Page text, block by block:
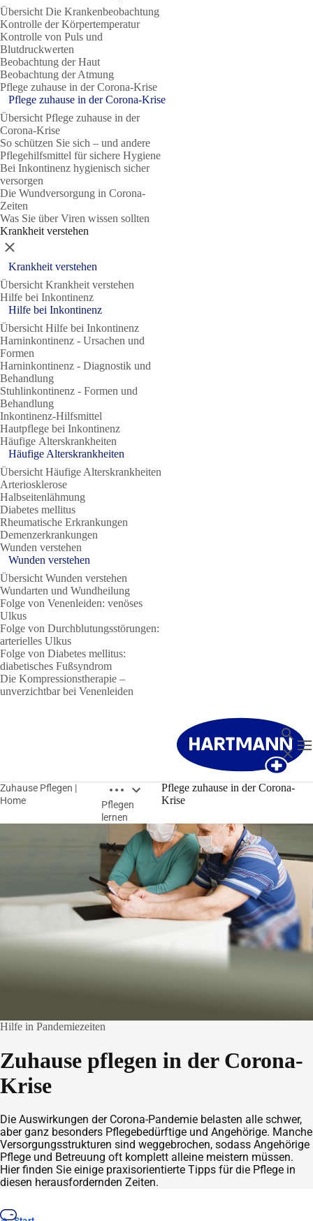
Übersicht Die Krankenbeobachtung
Kontrolle der Körpertemperatur
Kontrolle von Puls und
Blutdruckwerten
Beobachtung der Haut
Beobachtung der Atmung
Pflege zuhause in der Corona-Krise
Pflege zuhause in der Corona-Krise
Übersicht Pflege zuhause in der
Corona-Krise
So schützen Sie sich – und andere
Pflegehilfsmittel für sichere Hygiene
Bei Inkontinenz hygienisch sicher
versorgen
Die Wundversorgung in Corona-
Zeiten
Was Sie über Viren wissen sollten
Krankheit verstehen
Schließen
Krankheit verstehen
Übersicht Krankheit verstehen
Hilfe bei Inkontinenz
Hilfe bei Inkontinenz
Übersicht Hilfe bei Inkontinenz
Harninkontinenz - Ursachen und
Formen
Harninkontinenz - Diagnostik und
Behandlung
Stuhlinkontinenz - Formen und
Behandlung
Inkontinenz-Hilfsmittel
Hautpflege bei Inkontinenz
Häufige Alterskrankheiten
Häufige Alterskrankheiten
Übersicht Häufige Alterskrankheiten
Arteriosklerose
Halbseitenlähmung
Diabetes mellitus
Rheumatische Erkrankungen
Demenzerkrankungen
Wunden verstehen
Wunden verstehen
Übersicht Wunden verstehen
Wundarten und Wundheilung
Folge von Venenleiden: venöses
Ulkus
Folge von Durchblutungsstörungen:
arterielles Ulkus
Folge von Diabetes mellitus:
diabetisches Fußsyndrom
Die Kompressionstherapie –
unverzichtbar bei Venenleiden
Suche
Zuhause Pflegen |
Home
Breadcrumbs öffnen
Breadcrumbs schließen
Pflegen
lernen
Pflege zuhause in der Corona-
Krise
Hilfe in Pandemiezeiten
Zuhause pflegen in der Corona-
Krise
Die Auswirkungen der Corona-Pandemie belasten alle schwer,
aber ganz besonders Pflegebedürftige und Angehörige. Manche
Versorgungsstrukturen sind weggebrochen, sodass Angehörige
Pflege und Betreuung oft komplett alleine meistern müssen.
Hier finden Sie einige praxisorientierte Tipps für die Pflege in
diesen herausfordernden Zeiten.